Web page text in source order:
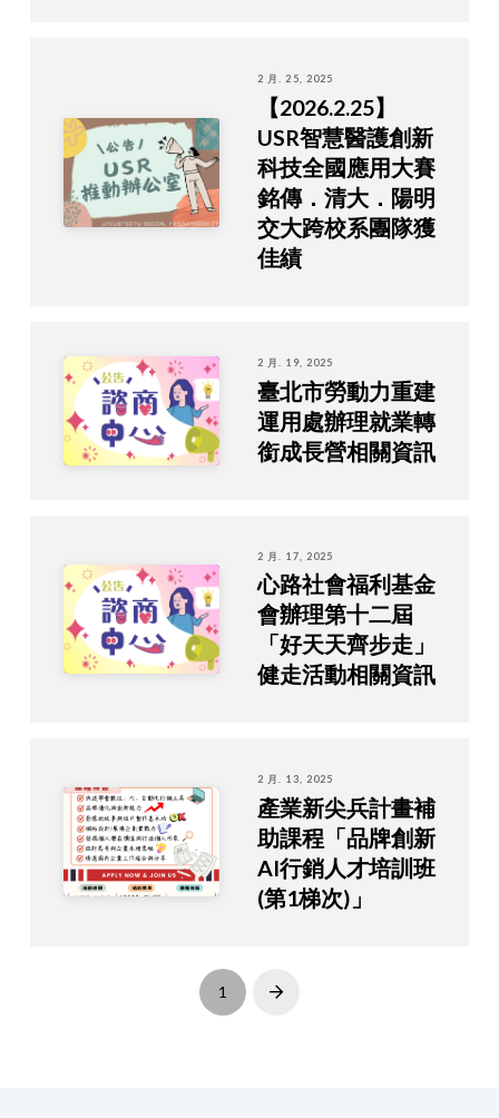
2 月. 25, 2025
【2026.2.25】
USR智慧醫護創新
科技全國應用大賽
銘傳．清大．陽明
交大跨校系團隊獲
佳績
2 月. 19, 2025
臺北市勞動力重建
運用處辦理就業轉
銜成長營相關資訊
2 月. 17, 2025
心路社會福利基金
會辦理第十二屆
「好天天齊步走」
健走活動相關資訊
2 月. 13, 2025
產業新尖兵計畫補
助課程「品牌創新
AI行銷人才培訓班
(第1梯次)」
1 Next